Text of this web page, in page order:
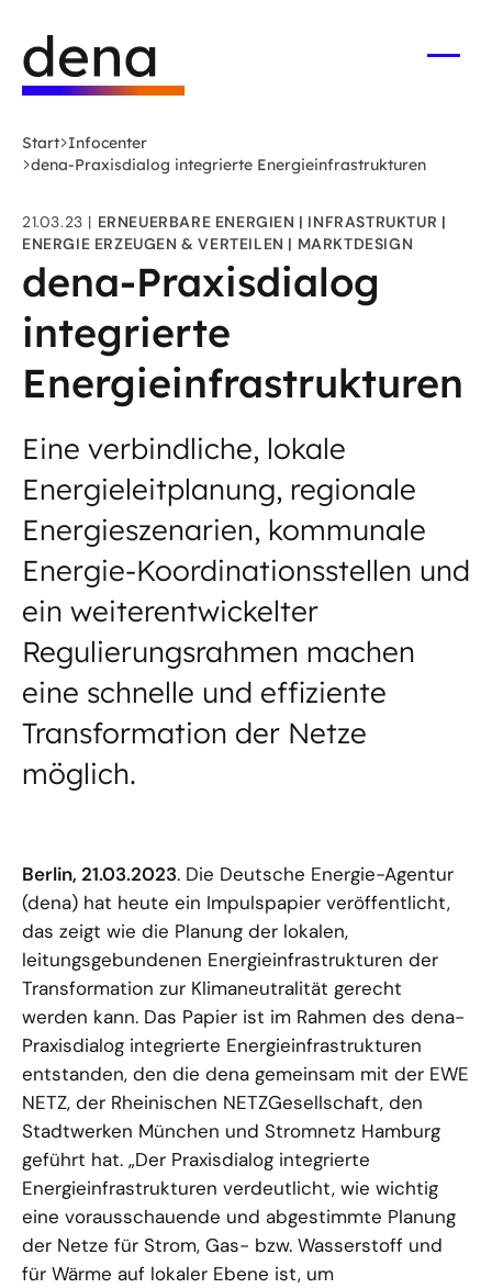
Hauptinhalt
springen
Deutsche
Energie-
Agentur
-
Startseite
Start Infocenter
dena-Praxisdialog integrierte Energieinfrastrukturen
21.03.23 ERNEUERBARE ENERGIEN
INFRASTRUKTUR
ENERGIE ERZEUGEN & VERTEILEN
MARKTDESIGN
dena-Praxisdialog
integrierte
Energieinfrastrukturen
Eine verbindliche, lokale
Energieleitplanung, regionale
Energieszenarien, kommunale
Energie-Koordinationsstellen und
ein weiterentwickelter
Regulierungsrahmen machen
eine schnelle und effiziente
Transformation der Netze
möglich.
Berlin, 21.03.2023. Die Deutsche Energie-Agentur
(dena) hat heute ein Impulspapier veröffentlicht,
das zeigt wie die Planung der lokalen,
leitungsgebundenen Energieinfrastrukturen der
Transformation zur Klimaneutralität gerecht
werden kann. Das Papier ist im Rahmen des dena-
Praxisdialog integrierte Energieinfrastrukturen
entstanden, den die dena gemeinsam mit der EWE
NETZ, der Rheinischen NETZGesellschaft, den
Stadtwerken München und Stromnetz Hamburg
geführt hat. „Der Praxisdialog integrierte
Energieinfrastrukturen verdeutlicht, wie wichtig
eine vorausschauende und abgestimmte Planung
der Netze für Strom, Gas- bzw. Wasserstoff und
für Wärme auf lokaler Ebene ist, um